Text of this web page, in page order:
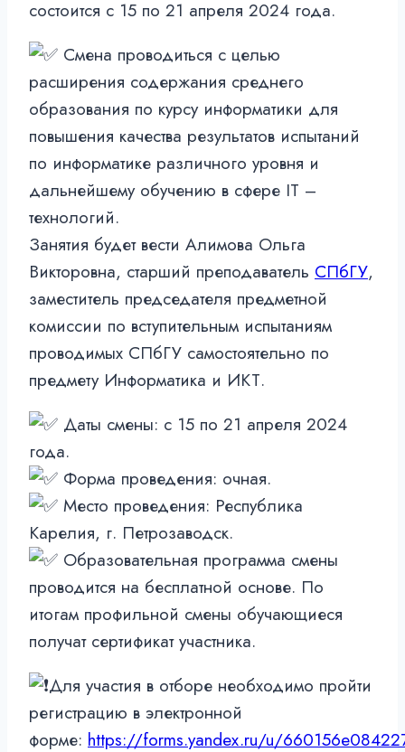
состоится с 15 по 21 апреля 2024 года.
Смена проводиться с целью
расширения содержания среднего
образования по курсу информатики для
повышения качества результатов испытаний
по информатике различного уровня и
дальнейшему обучению в сфере IT –
технологий.
Занятия будет вести Алимова Ольга
Викторовна, старший преподаватель СПбГУ,
заместитель председателя предметной
комиссии по вступительным испытаниям
проводимых СПбГУ самостоятельно по
предмету Информатика и ИКТ.
Даты смены: с 15 по 21 апреля 2024
года.
Форма проведения: очная.
Место проведения: Республика
Карелия, г. Петрозаводск.
Образовательная программа смены
проводится на бесплатной основе. По
итогам профильной смены обучающиеся
получат сертификат участника.
Для участия в отборе необходимо пройти
регистрацию в электронной
форме: https://forms.yandex.ru/u/